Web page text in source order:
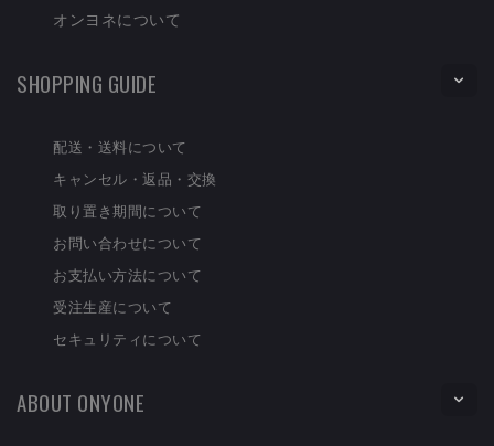
オンヨネについて
SHOPPING GUIDE
配送・送料について
キャンセル・返品・交換
取り置き期間について
お問い合わせについて
お支払い方法について
受注生産について
セキュリティについて
ABOUT ONYONE